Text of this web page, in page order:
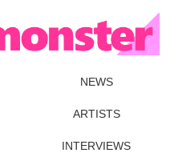
NEWS
ARTISTS
INTERVIEWS